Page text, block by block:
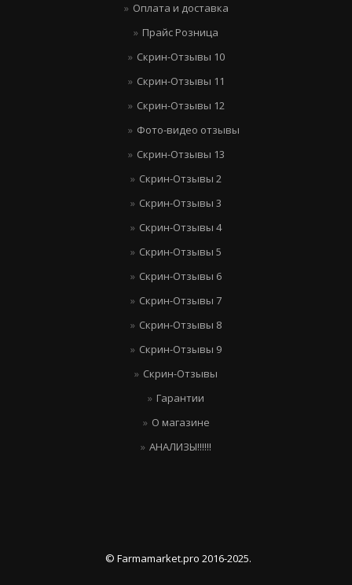
Оплата и доставка
Прайс Розница
Скрин-Отзывы 10
Скрин-Отзывы 11
Скрин-Отзывы 12
Фото-видео отзывы
Скрин-Отзывы 13
Скрин-Отзывы 2
Скрин-Отзывы 3
Скрин-Отзывы 4
Скрин-Отзывы 5
Скрин-Отзывы 6
Скрин-Отзывы 7
Скрин-Отзывы 8
Скрин-Отзывы 9
Скрин-Отзывы
Гарантии
О магазине
АНАЛИЗЫ!!!!!!
© Farmamarket.pro 2016-2025.